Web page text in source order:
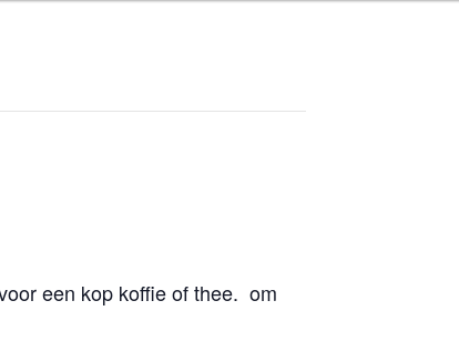
een kop koffie of thee. om